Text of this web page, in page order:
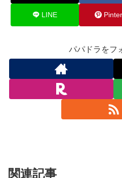
LINE
パパドラをフ
関連記事